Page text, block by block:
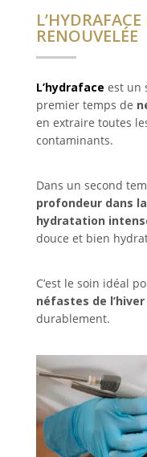
RENOUVELÉE
L’hydraface est un
premier temps de
en extraire toutes
contaminants.
Dans un second
profondeur dans
hydratation
douce et bien
C’est le soin idéal
néfastes de l’hiver
durablement.